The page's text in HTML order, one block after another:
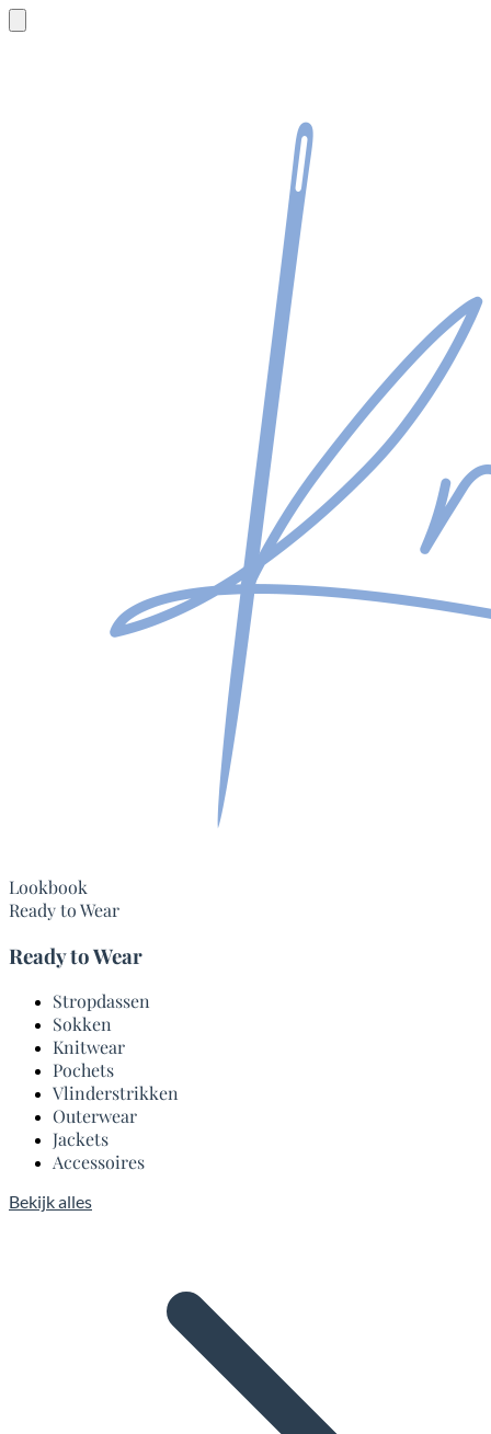
Lookbook
Ready to Wear
Ready to Wear
Stropdassen
Sokken
Knitwear
Pochets
Vlinderstrikken
Outerwear
Jackets
Accessoires
Bekijk alles